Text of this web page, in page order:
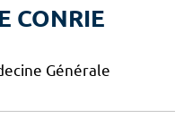
CONRIE
Générale